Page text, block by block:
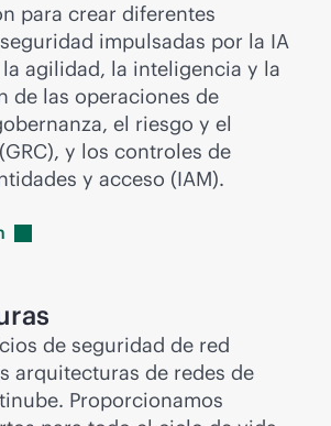
para crear diferentes
impulsadas por la IA
agilidad, la inteligencia y la
de las operaciones de
el riesgo y el
y los controles de
y acceso (IAM).
de seguridad de red
arquitecturas de redes de
Proporcionamos